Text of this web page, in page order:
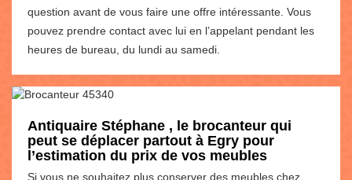
question avant de vous faire une offre intéressante. Vous
pouvez prendre contact avec lui en l’appelant pendant les
heures de bureau, du lundi au samedi.
Antiquaire Stéphane , le brocanteur qui
peut se déplacer partout à Egry pour
l’estimation du prix de vos meubles
Si vous ne souhaitez plus conserver des meubles chez